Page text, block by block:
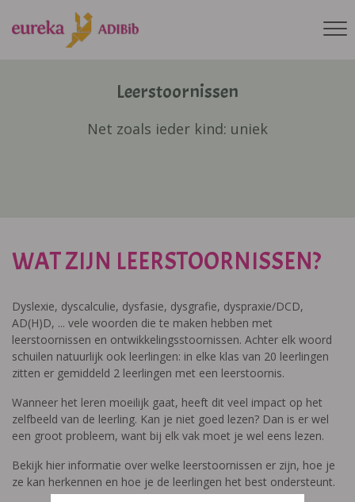
Leerstoornissen
Net zoals ieder kind: uniek
WAT ZIJN LEERSTOORNISSEN?
Dyslexie, dyscalculie, dysfasie, dysgrafie, dyspraxie/DCD,
AD(H)D, ... vele woorden die te maken hebben met
leerstoornissen en ontwikkelingsstoornissen. Achter elk woord
schuilen natuurlijk ook leerlingen: in elke klas van 20 leerlingen
zitten er gemiddeld 2 leerlingen met een leerstoornis.
Wanneer het leren moeilijk gaat, heeft dit veel impact op het
zelfbeeld van de leerling. Kan je niet goed lezen? Dan is er wel
een groot probleem, want bij elk vak moet je wel eens lezen.
Bekijk hier informatie over welke leerstoornissen er zijn, hoe je
ze kan herkennen en hoe je de leerlingen het best ondersteunt.